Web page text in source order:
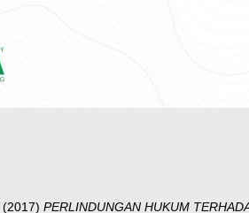
(2017) PERLINDUNGAN HUKUM